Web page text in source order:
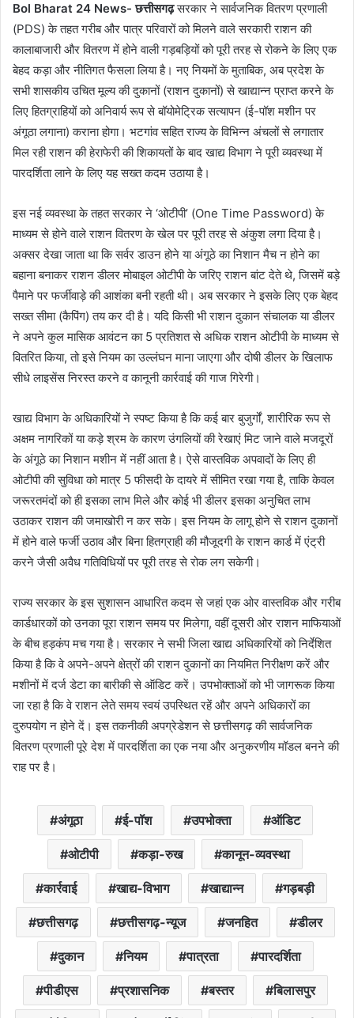
Bol Bharat 24 News- छत्तीसगढ़सरकार ने सार्वजनिक वितरण प्रणाली
(PDS) के तहत गरीब और पात्र परिवारों को मिलने वाले सरकारी राशन की
कालाबाजारी और वितरण में होने वाली गड़बड़ियों को पूरी तरह से रोकने के लिए एक
बेहद कड़ा और नीतिगत फैसला लिया है। नए नियमों के मुताबिक, अब प्रदेश के
सभी शासकीय उचित मूल्य की दुकानों (राशन दुकानों) से खाद्यान्न प्राप्त करने के
लिए हितग्राहियों को अनिवार्य रूप से बॉयोमेट्रिक सत्यापन (ई-पॉश मशीन पर
अंगूठा लगाना) कराना होगा। भटगांव सहित राज्य के विभिन्न अंचलों से लगातार
मिल रही राशन की हेराफेरी की शिकायतों के बाद खाद्य विभाग ने पूरी व्यवस्था में
पारदर्शिता लाने के लिए यह सख्त कदम उठाया है।
इस नई व्यवस्था के तहत सरकार ने ‘ओटीपी’ (One Time Password) के
माध्यम से होने वाले राशन वितरण के खेल पर पूरी तरह से अंकुश लगा दिया है।
अक्सर देखा जाता था कि सर्वर डाउन होने या अंगूठे का निशान मैच न होने का
बहाना बनाकर राशन डीलर मोबाइल ओटीपी के जरिए राशन बांट देते थे, जिसमें बड़े
पैमाने पर फर्जीवाड़े की आशंका बनी रहती थी। अब सरकार ने इसके लिए एक बेहद
सख्त सीमा (कैपिंग) तय कर दी है। यदि किसी भी राशन दुकान संचालक या डीलर
ने अपने कुल मासिक आवंटन का 5 प्रतिशत से अधिक राशन ओटीपी के माध्यम से
वितरित किया, तो इसे नियम का उल्लंघन माना जाएगा और दोषी डीलर के खिलाफ
सीधे लाइसेंस निरस्त करने व कानूनी कार्रवाई की गाज गिरेगी।
खाद्य विभाग के अधिकारियों ने स्पष्ट किया है कि कई बार बुजुर्गों, शारीरिक रूप से
अक्षम नागरिकों या कड़े श्रम के कारण उंगलियों की रेखाएं मिट जाने वाले मजदूरों
के अंगूठे का निशान मशीन में नहीं आता है। ऐसे वास्तविक अपवादों के लिए ही
ओटीपी की सुविधा को मात्र 5 फीसदी के दायरे में सीमित रखा गया है, ताकि केवल
जरूरतमंदों को ही इसका लाभ मिले और कोई भी डीलर इसका अनुचित लाभ
उठाकर राशन की जमाखोरी न कर सके। इस नियम के लागू होने से राशन दुकानों
में होने वाले फर्जी उठाव और बिना हितग्राही की मौजूदगी के राशन कार्ड में एंट्री
करने जैसी अवैध गतिविधियों पर पूरी तरह से रोक लग सकेगी।
राज्य सरकार के इस सुशासन आधारित कदम से जहां एक ओर वास्तविक और गरीब
कार्डधारकों को उनका पूरा राशन समय पर मिलेगा, वहीं दूसरी ओर राशन माफियाओं
के बीच हड़कंप मच गया है। सरकार ने सभी जिला खाद्य अधिकारियों को निर्देशित
किया है कि वे अपने-अपने क्षेत्रों की राशन दुकानों का नियमित निरीक्षण करें और
मशीनों में दर्ज डेटा का बारीकी से ऑडिट करें। उपभोक्ताओं को भी जागरूक किया
जा रहा है कि वे राशन लेते समय स्वयं उपस्थित रहें और अपने अधिकारों का
दुरुपयोग न होने दें। इस तकनीकी अपग्रेडेशन से छत्तीसगढ़ की सार्वजनिक
वितरण प्रणाली पूरे देश में पारदर्शिता का एक नया और अनुकरणीय मॉडल बनने की
राह पर है।
अंगूठा ई-पॉश उपभोक्ता ऑडिट
ओटीपी कड़ा-रुख कानून-व्यवस्था
कार्रवाई खाद्य-विभाग खाद्यान्न गड़बड़ी
छत्तीसगढ़ छत्तीसगढ़-न्यूज जनहित डीलर
दुकान नियम पात्रता पारदर्शिता
पीडीएस प्रशासनिक बस्तर बिलासपुर